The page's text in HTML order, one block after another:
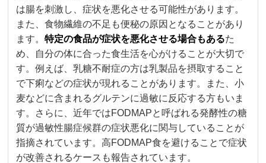
は腸を刺激し、症状を悪化させる可能性があります。
また、食物繊維の不足も便秘の原因となることがあり
ます。特定の食品が症状を悪化させる場合もあるた
め、自分の体に合った食生活を心がけることが大切で
す。例えば、乳糖不耐症の方は乳製品を摂取すること
で下痢などの症状が現れることがあります。また、小
麦などに含まれるグルテンに過敏に反応する方もいま
す。さらに、近年ではFODMAPと呼ばれる発酵性の糖
質が過敏性腸症候群の症状悪化に関与していることが
指摘されています。高FODMAP食を避けることで症状
が改善されるケースも報告されています。